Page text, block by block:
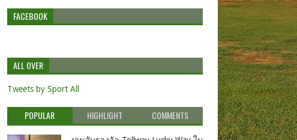
FACEBOOK
ALL OVER
Tweets by Sport All
POPULAR HIGHLIGHT COMMENTS